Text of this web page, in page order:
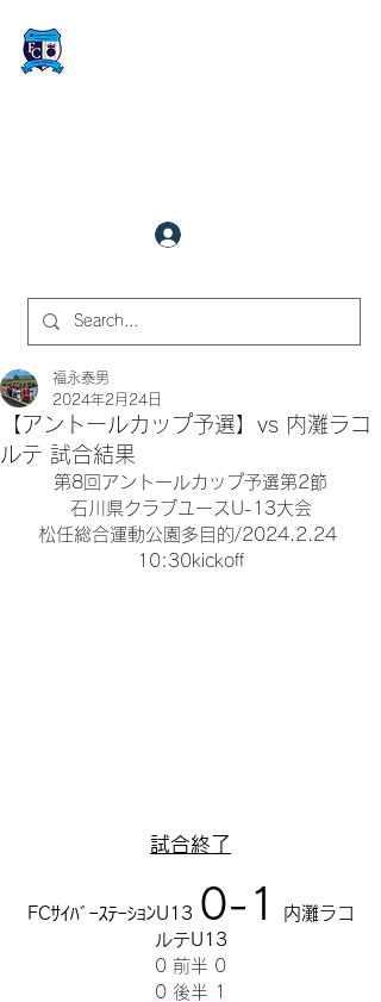
【アントールカップ予選】vs 内灘ラコ
ルテ 試合結果
福永泰男
2024年2月24日
第8回アントールカップ予選第2節
石川県クラブユースU-13大会
松任総合運動公園多目的/2024.2.24
10:30kickoff
試合終了
FCｻｲﾊﾞｰｽﾃｰｼｮﾝU13 0-1
内灘ラコ
ルテU13
0 前半 0
0 後半 1